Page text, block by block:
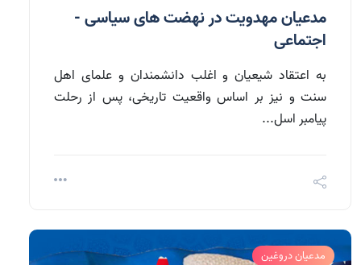
مدعیان مهدویت در نهضت های سیاسی -
اجتماعی
به اعتقاد شیعیان و اغلب دانشمندان و علمای اهل
سنت و نیز بر اساس واقعیت تاریخی، پس از رحلت
پیامبر اسل...
مدعیان دروغین